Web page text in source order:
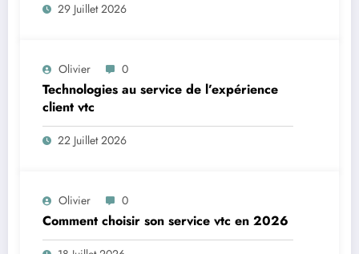
29 Juillet 2026
Olivier 0
Technologies au service de l’expérience
client vtc
22 Juillet 2026
Olivier 0
Comment choisir son service vtc en 2026